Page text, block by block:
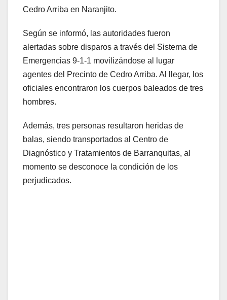
Cedro Arriba en Naranjito.
Según se informó, las autoridades fueron
alertadas sobre disparos a través del Sistema de
Emergencias 9-1-1 movilizándose al lugar
agentes del Precinto de Cedro Arriba. Al llegar, los
oficiales encontraron los cuerpos baleados de tres
hombres.
Además, tres personas resultaron heridas de
balas, siendo transportados al Centro de
Diagnóstico y Tratamientos de Barranquitas, al
momento se desconoce la condición de los
perjudicados.